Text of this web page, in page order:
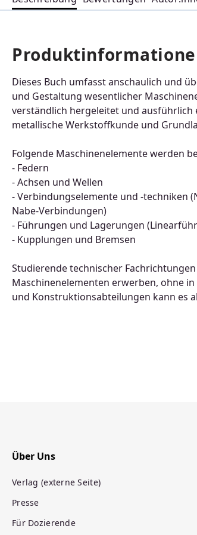
Dieses Buch umfasst anschaulich und
und Gestaltung wesentlicher
verständlich hergeleitet und ausführlich
metallische Werkstoffkunde und
Folgende Maschinenelemente werden
- Federn
- Achsen und Wellen
- Verbindungselemente und -techniken
Nabe-Verbindungen)
- Führungen und Lagerungen
- Kupplungen und Bremsen
Studierende technischer
Maschinenelementen erwerben, ohne
und Konstruktionsabteilungen kann es
Über Uns
Verlag (externe Seite)
Presse
Für Dozierende